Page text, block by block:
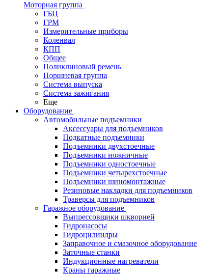
Моторная группа
ГБЦ
ГРМ
Измерительные приборы
Коленвал
КПП
Общее
Поликлиновый ремень
Поршневая группа
Система выпуска
Система зажигания
Еще
Оборудование
Автомобильные подъемники
Аксессуары для подъемников
Подкатные подъемники
Подъемники двухстоечные
Подъемники ножничные
Подъемники одностоечные
Подъемники четырехстоечные
Подъемники шиномонтажные
Резиновые накладки для подъемников
Траверсы для подъемников
Гаражное оборудование
Выпрессовщики шкворней
Гидронасосы
Гидроцилиндры
Заправочное и смазочное оборудование
Заточные станки
Индукционные нагреватели
Краны гаражные